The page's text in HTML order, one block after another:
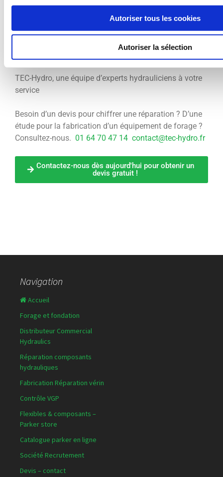
Autoriser tous les cookies
Autoriser la sélection
métro.
TEC-Hydro, une équipe d’experts hydrauliciens à votre
service
Besoin d’un devis pour chiffrer une réparation ? D’une
étude pour la fabrication d’un équipement de forage ?
Consultez-nous. 01 64 70 47 14 contact@tec-hydro.fr
Contactez-nous dès aujourd'hui pour obtenir un
devis gratuit !
Navigation
Accueil
Forage et fondation
Distributeur Commercial
Hydraulics
Réparation composants
hydrauliques
Fabrication Réparation vérin
Contrôle VGP
Flexibles & composants –
Parker store
Catalogue parker en ligne
Société Recrutement
Devis – contact